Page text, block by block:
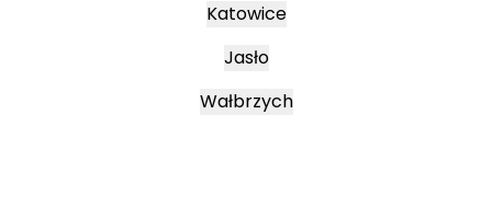
Katowice
Jasło
Wałbrzych